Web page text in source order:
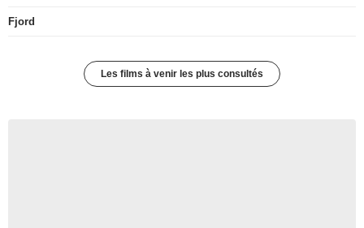
Fjord
Les films à venir les plus consultés